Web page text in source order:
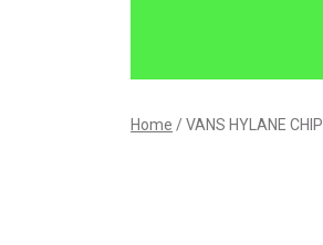
Home VANS HYLANE CHIP